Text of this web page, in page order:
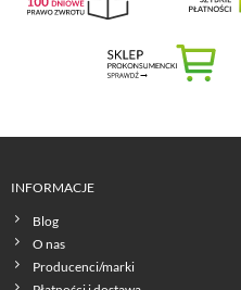
INFORMACJE
Blog
O nas
Producenci/marki